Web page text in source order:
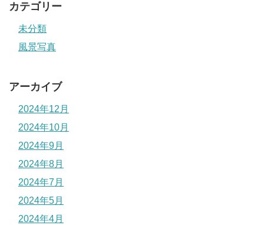
カテゴリー
未分類
風景写真
アーカイブ
2024年12月
2024年10月
2024年9月
2024年8月
2024年7月
2024年5月
2024年4月